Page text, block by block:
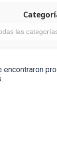
encontraron